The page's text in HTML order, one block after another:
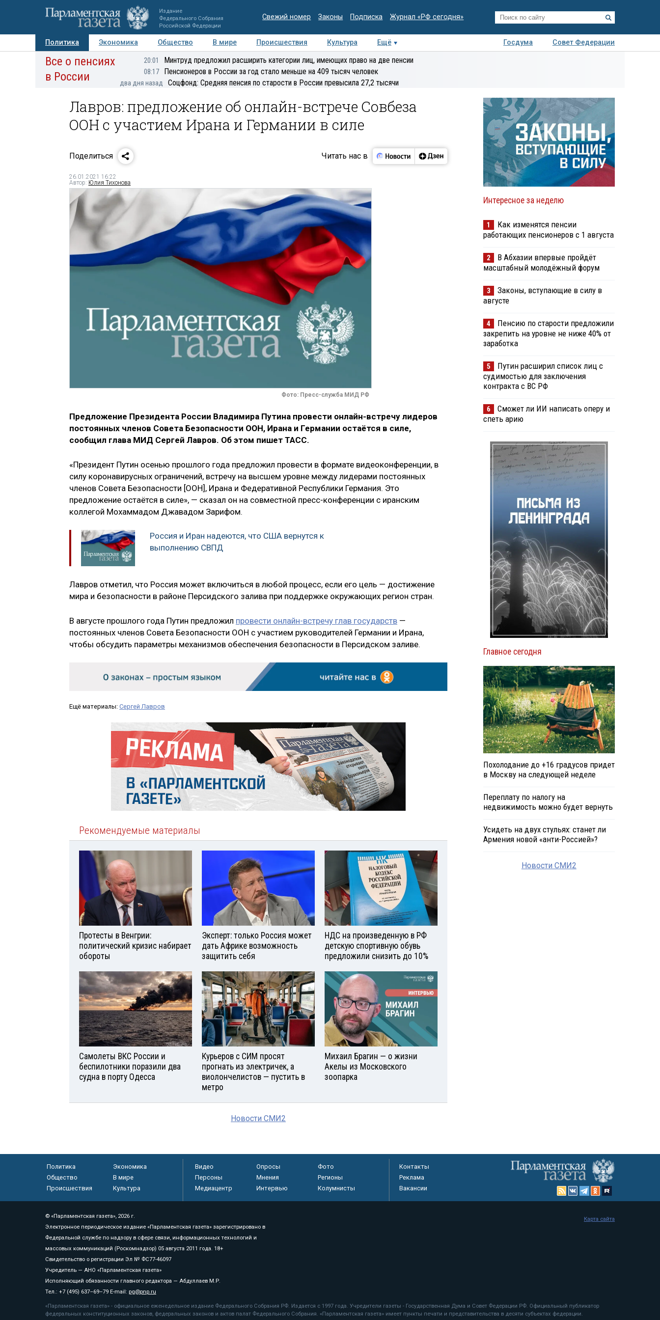
Издание
Федерального Собрания
Российской Федерации
Свежий номер Законы Подписка Журнал «РФ сегодня»
Политика Экономика Общество В мире Происшествия Культура Ещё Госдума
Совет Федерации
Авторы Персоны Мнения Регионы Медиацентр Интервью Колумнисты
Деловая
Все о пенсиях
в России
20:01 Минтруд предложил расширить категории лиц, имеющих право на две пенсии
08:17 Пенсионеров в России за год стало меньше на 409 тысяч человек
два дня назад Соцфонд: Средняя пенсия по старости в России превысила 27,2 тысячи
Лавров: предложение об онлайн-встрече Совбеза
ООН с участием Ирана и Германии в силе
Поделиться Читать нас в
26.01.2021 16:22
Автор: Юлия Тихонова
Фото: Пресс-служба МИД РФ
Предложение Президента России Владимира Путина провести онлайн-встречу лидеров
постоянных членов Совета Безопасности ООН, Ирана и Германии остаётся в силе,
сообщил глава МИД Сергей Лавров. Об этом пишет ТАСС.
«Президент Путин осенью прошлого года предложил провести в формате видеоконференции, в
силу коронавирусных ограничений, встречу на высшем уровне между лидерами постоянных
членов Совета Безопасности [ООН], Ирана и Федеративной Республики Германия. Это
предложение остаётся в силе», — сказал он на совместной пресс-конференции с иранским
коллегой Мохаммадом Джавадом Зарифом.
Россия и Иран надеются, что США вернутся к
выполнению СВПД
Лавров отметил, что Россия может включиться в любой процесс, если его цель — достижение
мира и безопасности в районе Персидского залива при поддержке окружающих регион стран.
В августе прошлого года Путин предложил провести онлайн-встречу глав государств —
постоянных членов Совета Безопасности ООН с участием руководителей Германии и Ирана,
чтобы обсудить параметры механизмов обеспечения безопасности в Персидском заливе.
Ещё материалы: Сергей Лавров
Рекомендуемые материалы
Протесты в Венгрии:
политический кризис набирает
обороты
Эксперт: только Россия может
дать Африке возможность
защитить себя
НДС на произведенную в РФ
детскую спортивную обувь
предложили снизить до 10%
Самолеты ВКС России и
беспилотники поразили два
судна в порту Одесса
Курьеров с СИМ просят
прогнать из электричек, а
виолончелистов — пустить в
метро
Михаил Брагин — о жизни
Акелы из Московского
зоопарка
Новости СМИ2
Интересное за неделю
1
Как изменятся пенсии
работающих пенсионеров с 1 августа
2
В Абхазии впервые пройдёт
масштабный молодёжный форум
3
Законы, вступающие в силу в
августе
4
Пенсию по старости предложили
закрепить на уровне не ниже 40% от
заработка
5
Путин расширил список лиц с
судимостью для заключения
контракта с ВС РФ
6
Сможет ли ИИ написать оперу и
спеть арию
Главное сегодня
Похолодание до +16 градусов придет
в Москву на следующей неделе
Переплату по налогу на
недвижимость можно будет вернуть
Усидеть на двух стульях: станет ли
Армения новой «анти-Россией»?
Новости СМИ2
Политика
Экономика
Общество
В мире
Происшествия
Культура
Видео Опросы
Фото
Персоны
Мнения
Регионы
Медиацентр
Интервью Колумнисты
Контакты
Реклама
Вакансии
© «Парламентская газета», 2026 г.
Электронное периодическое издание «Парламентская газета» зарегистрировано в
Федеральной службе по надзору в сфере связи, информационных технологий и
массовых коммуникаций (Роскомнадзор) 05 августа 2011 года. 18+
Свидетельство о регистрации Эл № ФС77-46097
Учредитель — АНО «Парламентская газета»
Исполняющий обязанности главного редактора — Абдуллаев М.Р.
Тел.: +7 (495) 637–69–79 E-mail: pg@pnp.ru
«Парламентская газета» - официальное еженедельное издание Федерального Собрания РФ. Издается с 1997 года. Учредители газеты - Государственная Дума и Совет Федерации РФ. Официальный публикатор
федеральных конституционных законов, федеральных законов и актов палат Федерального Собрания. «Парламентская газета» имеет пункты печати и представительства в десяти субъектах федерации.
Карта сайта